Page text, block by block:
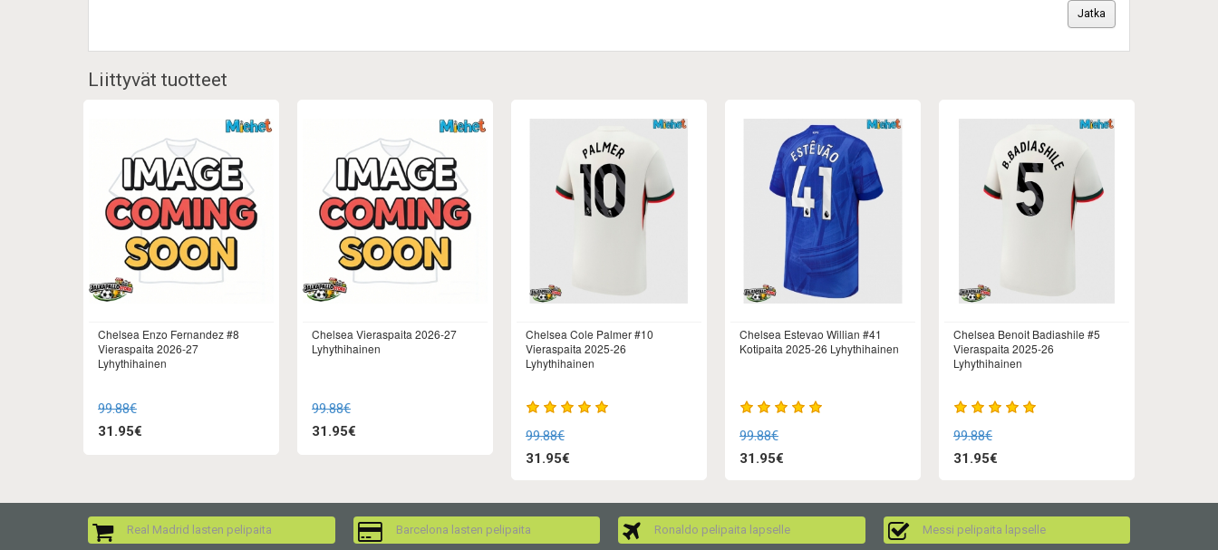
Jatka
Liittyvät tuotteet
Chelsea Enzo Fernandez #8
Vieraspaita 2026-27
Lyhythihainen
99.88€
31.95€
Chelsea Vieraspaita 2026-27
Lyhythihainen
99.88€
31.95€
Chelsea Cole Palmer #10
Vieraspaita 2025-26
Lyhythihainen
99.88€
31.95€
Chelsea Estevao Willian #41
Kotipaita 2025-26 Lyhythihainen
99.88€
31.95€
Chelsea Benoit Badiashile #5
Vieraspaita 2025-26
Lyhythihainen
99.88€
31.95€
Real Madrid lasten pelipaita Barcelona lasten pelipaita Ronaldo pelipaita lapselle Messi pelipaita lapselle